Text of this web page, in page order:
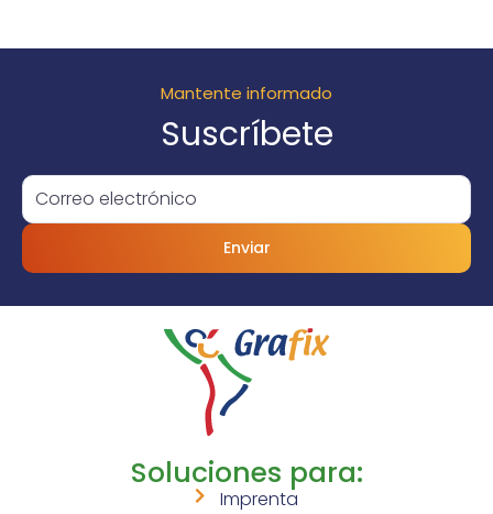
Mantente informado
Suscríbete
Enviar
Soluciones para:
Imprenta